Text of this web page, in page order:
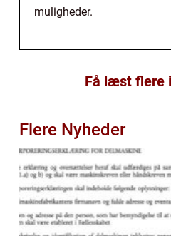
muligheder.
Få læst flere
Flere Nyheder